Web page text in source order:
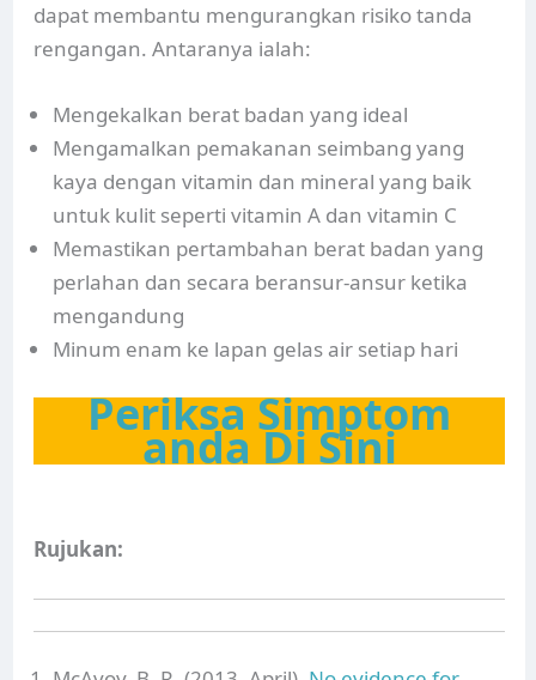
dapat membantu mengurangkan risiko tanda
rengangan. Antaranya ialah:
Mengekalkan berat badan yang ideal
Mengamalkan pemakanan seimbang yang
kaya dengan vitamin dan mineral yang baik
untuk kulit seperti vitamin A dan vitamin C
Memastikan pertambahan berat badan yang
perlahan dan secara beransur-ansur ketika
mengandung
Minum enam ke lapan gelas air setiap hari
Periksa Simptom
anda Di Sini
Rujukan: